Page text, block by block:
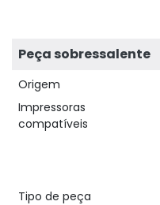
Peça sobressalente
Origem
Impressoras
compatíveis
Tipo de peça